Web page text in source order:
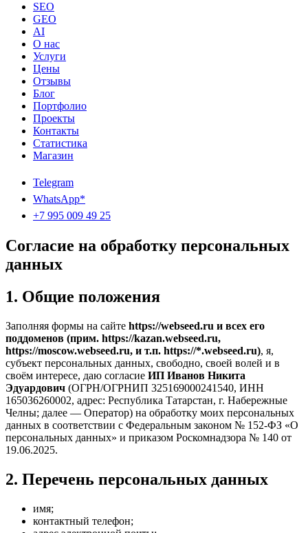
SEO
GEO
AI
О нас
Услуги
Цены
Отзывы
Блог
Портфолио
Проекты
Контакты
Статистика
Магазин
Telegram
WhatsApp*
+7 995 009 49 25
Согласие на обработку персональных
данных
1. Общие положения
Заполняя формы на сайте https://webseed.ru и всех его
поддоменов (прим. https://kazan.webseed.ru,
https://moscow.webseed.ru, и т.п. https://*.webseed.ru), я,
субъект персональных данных, свободно, своей волей и в
своём интересе, даю согласие ИП Иванов Никита
Эдуардович (ОГРН/ОГРНИП 325169000241540, ИНН
165036260002, адрес: Республика Татарстан, г. Набережные
Челны; далее — Оператор) на обработку моих персональных
данных в соответствии с Федеральным законом № 152-ФЗ «О
персональных данных» и приказом Роскомнадзора № 140 от
19.06.2025.
2. Перечень персональных данных
имя;
контактный телефон;